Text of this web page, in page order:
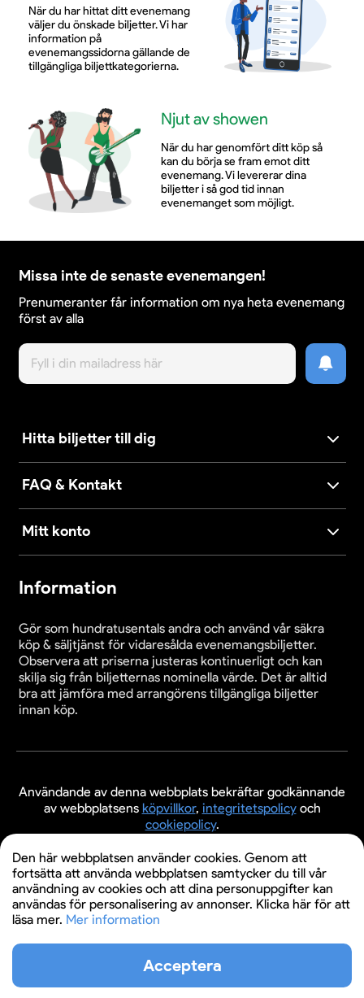
När du har hittat ditt evenemang
väljer du önskade biljetter. Vi har
information på
evenemangssidorna gällande de
tillgängliga biljettkategorierna.
Njut av showen
När du har genomfört ditt köp så
kan du börja se fram emot ditt
evenemang. Vi levererar dina
biljetter i så god tid innan
evenemanget som möjligt.
Missa inte de senaste evenemangen!
Prenumeranter får information om nya heta evenemang
först av alla
Hitta biljetter till dig
FAQ & Kontakt
Mitt konto
Information
Gör som hundratusentals andra och använd vår säkra
köp & säljtjänst för vidaresålda evenemangsbiljetter.
Observera att priserna justeras kontinuerligt och kan
skilja sig från biljetternas nominella värde. Det är alltid
bra att jämföra med arrangörens tillgängliga biljetter
innan köp.
Användande av denna webbplats bekräftar godkännande
av webbplatsens köpvillkor, integritetspolicyoch
cookiepolicy.
© 2026 Evenemangsbiljetter.se
Den här webbplatsen använder cookies. Genom att
fortsätta att använda webbplatsen samtycker du till vår
användning av cookies och att dina personuppgifter kan
användas för personalisering av annonser. Klicka här för att
läsa mer. Mer information
Acceptera